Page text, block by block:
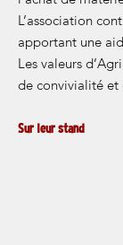
L’association
apportant une
Les valeurs
de convivialité et
Sur leur stand